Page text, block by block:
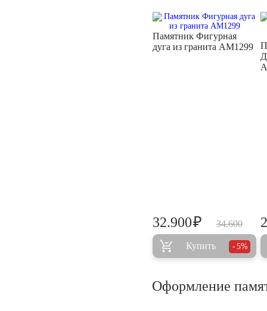
Памятник Фигурная
дуга из гранита AM1299
34.600
32.900₽
Купить 5%
Оформление